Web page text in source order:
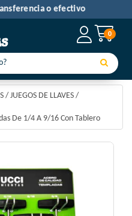
0
o efectivo
/ JUEGOS DE LLAVES /
De 1/4 A 9/16 Con Tablero